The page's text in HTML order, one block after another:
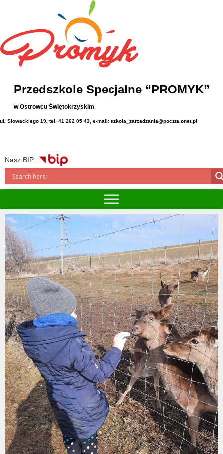
Przedszkole Specjalne “PROMYK”
w Ostrowcu Świętokrzyskim
ul. Słowackiego 19, tel. 41 262 05 43, e-mail: szkola_zarzadzania@poczta.onet.pl
Nasz BIP: